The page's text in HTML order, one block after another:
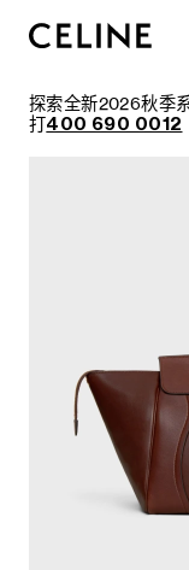
探索全新2026秋季
打400 690 0012